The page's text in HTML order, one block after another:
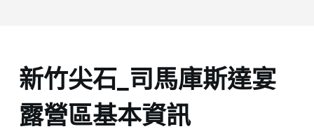
新竹尖石_司馬庫斯達宴
露營區基本資訊